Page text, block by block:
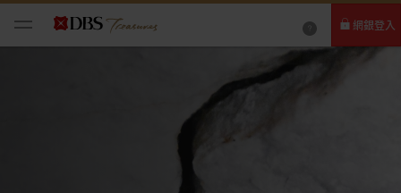
網銀登入
個人網路銀行